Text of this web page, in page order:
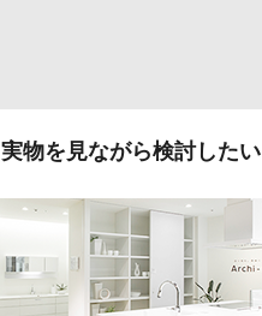
実物を見ながら検討したい